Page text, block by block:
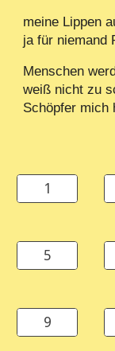
meine Lippen
ja für niemand
Menschen
weiß nicht zu
Schöpfer mich
1
5
9